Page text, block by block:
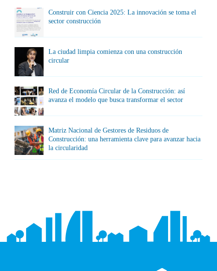
Construir con Ciencia 2025: La innovación se toma el
sector construcción
La ciudad limpia comienza con una construcción
circular
Red de Economía Circular de la Construcción: así
avanza el modelo que busca transformar el sector
Matriz Nacional de Gestores de Residuos de
Construcción: una herramienta clave para avanzar hacia
la circularidad